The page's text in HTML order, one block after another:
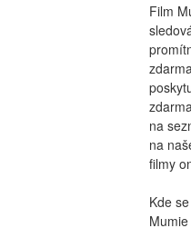
Film
na
na
filmy
Kde